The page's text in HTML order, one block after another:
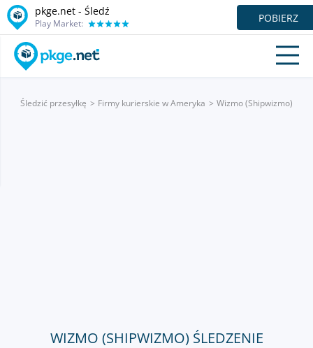
pkge.net - Śledź
Play Market: POBIERZ
Śledzić przesyłkę Firmy kurierskie w Ameryka Wizmo (Shipwizmo)
WIZMO (SHIPWIZMO) ŚLEDZENIE